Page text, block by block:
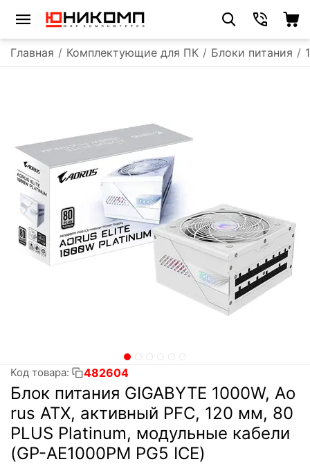
Главная / Комплектующие для ПК / Блоки питания /
Код товара: 482604
Блок питания GIGABYTE 1000W, Ao
rus ATX, активный PFC, 120 мм, 80
PLUS Platinum, модульные кабели
(GP-AE1000PM PG5 ICE)